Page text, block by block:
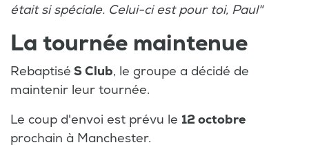
était si spéciale. Celui-ci est pour toi, Paul"
La tournée maintenue
Rebaptisé S Club, le groupe a décidé de
maintenir leur tournée.
Le coup d'envoi est prévu le 12 octobre
prochain à Manchester.